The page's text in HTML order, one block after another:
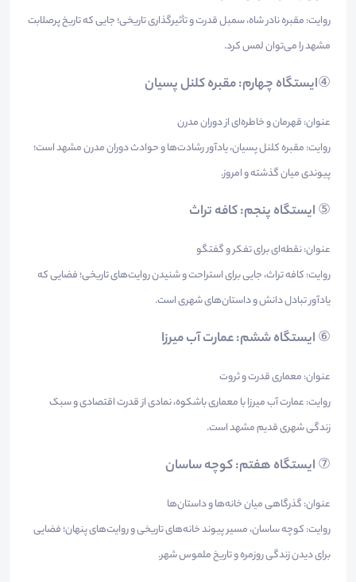
روایت: مقبره نادر شاه، سمبل قدرت و تأثیرگذاری تاریخی؛ جایی که تاریخ پرصلابت
مشهد را می‌توان لمس کرد.
④ایستگاه چهارم: مقبره کلنل پسیان
عنوان: قهرمان و خاطره‌ای از دوران مدرن
روایت: مقبره کلنل پسیان، یادآور رشادت‌ها و حوادث دوران مدرن مشهد است؛
پیوندی میان گذشته و امروز.
⑤ایستگاه پنجم: کافه تراث
عنوان: نقطه‌ای برای تفکر و گفتگو
روایت: کافه تراث، جایی برای استراحت و شنیدن روایت‌های تاریخی؛ فضایی که
یادآور تبادل دانش و داستان‌های شهری است.
⑥ایستگاه ششم: عمارت آب میرزا
عنوان: معماری قدرت و ثروت
روایت: عمارت آب میرزا با معماری باشکوه، نمادی از قدرت اقتصادی و سبک
زندگی شهری قدیم مشهد است.
⑦ایستگاه هفتم: کوچه ساسان
عنوان: گذرگاهی میان خانه‌ها و داستان‌ها
روایت: کوچه ساسان، مسیر پیوند خانه‌های تاریخی و روایت‌های پنهان؛ فضایی
برای دیدن زندگی روزمره و تاریخ ملموس شهر.